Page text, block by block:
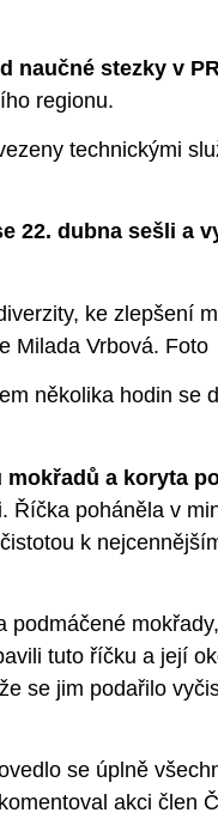
naučné stezky v
regionu.
technickými
22. dubna sešli a
ke zlepšení
Milada Vrbová. Foto
několika hodin se
a koryta
Říčka poháněla v
k
tuto říčku a její
se jim podařilo
se úplně
akci člen